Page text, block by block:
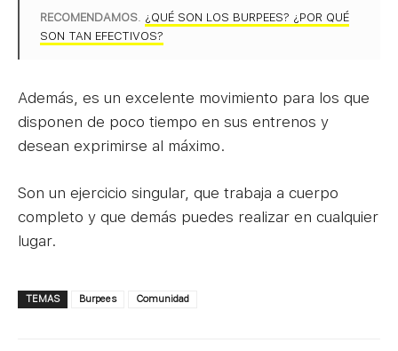
RECOMENDAMOS ¿QUÉ SON LOS BURPEES? ¿POR QUÉ
SON TAN EFECTIVOS?
Además, es un excelente movimiento para los que
disponen de poco tiempo en sus entrenos y
desean exprimirse al máximo.
Son un ejercicio singular, que trabaja a cuerpo
completo y que demás puedes realizar en cualquier
lugar.
TEMAS Burpees Comunidad